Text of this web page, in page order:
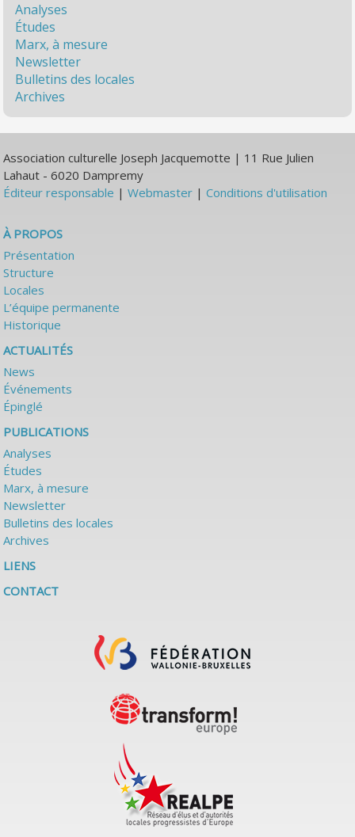
Analyses
Études
Marx, à mesure
Newsletter
Bulletins des locales
Archives
Association culturelle Joseph Jacquemotte | 11 Rue Julien
Lahaut - 6020 Dampremy
Éditeur responsable |Webmaster |Conditions d'utilisation
À PROPOS
Présentation
Structure
Locales
L’équipe permanente
Historique
ACTUALITÉS
News
Événements
Épinglé
PUBLICATIONS
Analyses
Études
Marx, à mesure
Newsletter
Bulletins des locales
Archives
LIENS
CONTACT